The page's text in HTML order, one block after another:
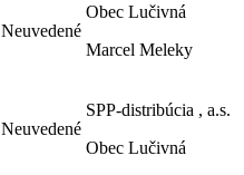
Neuvedené
Obec Lučivná
Marcel Meleky
Neuvedené
SPP-distribúcia , a.s.
Obec Lučivná